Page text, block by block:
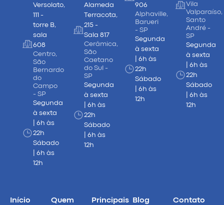
Versolato,
111 -
torre B,
sala
608
Centro,
São
Bernardo
do
Campo
- SP
Segunda
à sexta
| 6h às
22h
Sábado
| 6h às
12h
Alameda
Terracota,
215 -
Sala 817
Cerâmica,
São
Caetano
do Sul -
SP
Segunda
à sexta
| 6h às
22h
Sábado
| 6h às
12h
906
Alphaville,
Barueri
- SP
Segunda
à sexta
| 6h às
22h
Sábado
| 6h às
12h
Vila
Valparaíso,
Santo
André -
SP
Segunda
à sexta
| 6h às
22h
Sábado
| 6h às
12h
Início
Quem
Principais
Blog Contato